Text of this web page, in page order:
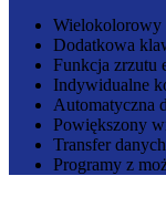
Wielokolorowy
Dodatkowa
Funkcja zrzutu
Indywidualne
Automatyczna
Powiększony
Transfer
Programy z